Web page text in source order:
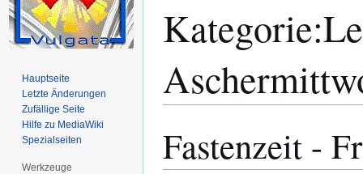
Kategorie:
Navigation
Suche
Fastenzeit -
Hauptseite
Letzte Änderungen
Zufällige Seite
Hilfe zu MediaWiki
Spezialseiten
Werkzeuge